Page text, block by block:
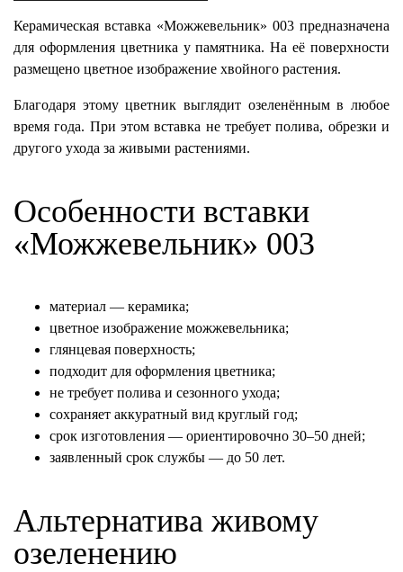
Керамическая вставка «Можжевельник» 003 предназначена
для оформления цветника у памятника. На её поверхности
размещено цветное изображение хвойного растения.
Благодаря этому цветник выглядит озеленённым в любое
время года. При этом вставка не требует полива, обрезки и
другого ухода за живыми растениями.
Особенности вставки
«Можжевельник» 003
материал — керамика;
цветное изображение можжевельника;
глянцевая поверхность;
подходит для оформления цветника;
не требует полива и сезонного ухода;
сохраняет аккуратный вид круглый год;
срок изготовления — ориентировочно 30–50 дней;
заявленный срок службы — до 50 лет.
Альтернатива живому
озеленению